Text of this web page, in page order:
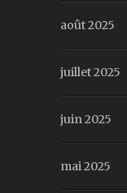
août 2025
juillet 2025
juin 2025
mai 2025